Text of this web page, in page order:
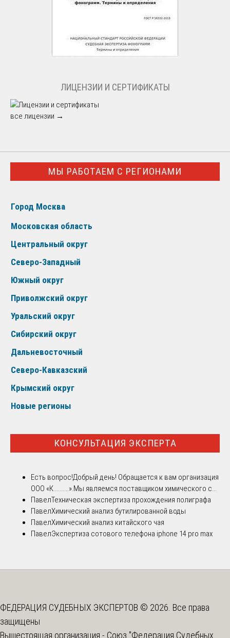
ЛИЦЕНЗИИ И СЕРТИФИКАТЫ
все лицензии →
МЫ РАБОТАЕМ С РЕГИОНАМИ
Город Москва
Московская область
Центральный округ
Северо-Западный
Южный округ
Приволжский округ
Уральский округ
Сибирский округ
Дальневосточный
Северо-Кавказский
Крымский округ
Новые регионы
КОНСУЛЬТАЦИЯ ЭКСПЕРТА
Есть вопрос!Добрый день! Обращается к вам организация
ООО «К..........».Мы являемся поставщиком химического с...
ПавелТехническая экспертиза прохождения полиграфа
ПавелХимический анализ бутилированной воды
ПавелХимический анализ китайского чая
ПавелЭкспертиза сотового телефона iphone 14 pro max
ФЕДЕРАЦИЯ СУДЕБНЫХ ЭКСПЕРТОВ © 2026. Все права
защищены
Вышестоящая организация - Союз "Федерация Судебных